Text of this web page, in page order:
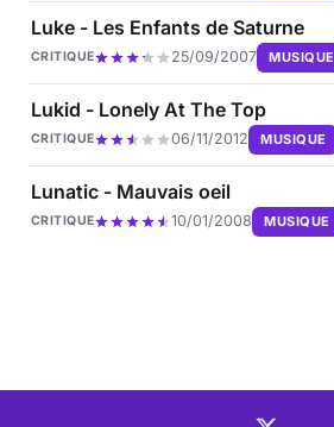
Luke - Les Enfants de Saturne
CRITIQUE 25/09/2007 MUSIQUE
Lukid - Lonely At The Top
CRITIQUE 06/11/2012 MUSIQUE
Lunatic - Mauvais oeil
CRITIQUE 10/01/2008 MUSIQUE